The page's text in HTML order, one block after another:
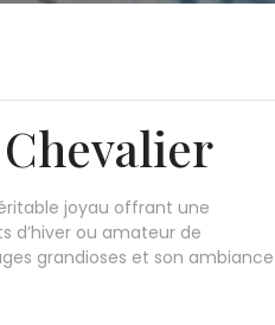
joyau offrant une
d’hiver ou amateur de
grandioses et son ambiance